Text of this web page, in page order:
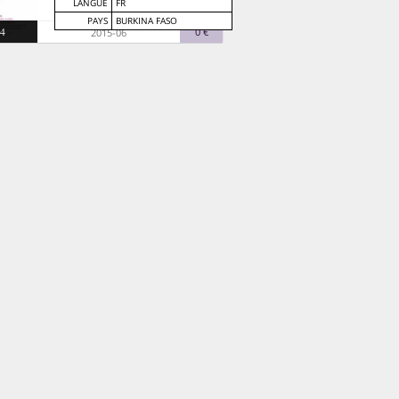
LANGUE
FR
PAYS
BURKINA FASO
2015-06 0 €